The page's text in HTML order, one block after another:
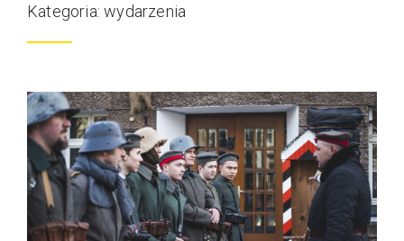
Kategoria: wydarzenia